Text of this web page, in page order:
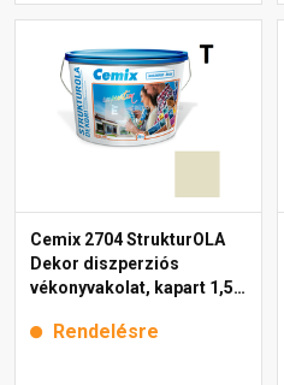
Cemix 2704 StrukturOLA
Dekor diszperziós
vékonyvakolat, kapart 1,5
Rendelésre